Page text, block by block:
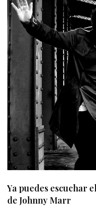
Ya puedes escuchar
de Johnny Marr